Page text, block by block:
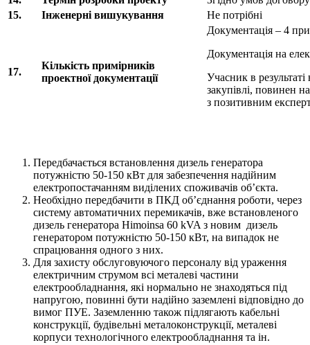
15.
Інженерні вишукування Не потрібні
17.
Кількість примірників
проектної документації
Документація – 4
Документація на
Учасник в
закупівлі, повинен
з позитивним
Передбачається встановлення дизель генератора
потужністю 50-150 кВт для забезпечення надійним
електропостачанням виділених споживачів об’єкта.
Необхідно передбачити в ПКД об’єднання роботи, через
систему автоматичних перемикачів, вже встановленого
дизель генератора Himoinsa 60 kVA з новим дизель
генератором потужністю 50-150 кВт, на випадок не
спрацювання одного з них.
Для захисту обслуговуючого персоналу від ураження
електричним струмом всі металеві частини
електрообладнання, які нормально не знаходяться під
напругою, повинні бути надійно заземлені відповідно до
вимог ПУЕ. Заземленню також підлягають кабельні
конструкції, будівельні металоконструкції, металеві
корпуси технологічного електрообладнання та ін.